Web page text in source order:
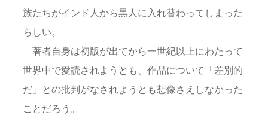
族たちがインド人から黒人に入れ替わってしまった
らしい。
著者自身は初版が出てから一世紀以上にわたって
世界中で愛読されようとも、作品について「差別的
だ」との批判がなされようとも想像さえしなかった
ことだろう。